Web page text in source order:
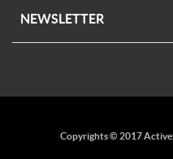
NEWSLETTER
Copyrights © 2017